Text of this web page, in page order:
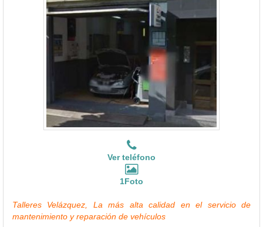
Ver teléfono
1Foto
Talleres Velázquez, La más alta calidad en el servicio de
mantenimiento y reparación de vehículos